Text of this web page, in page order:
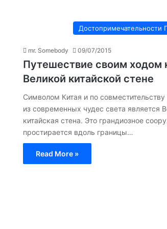
Достопримечательности
mr. Somebody 09/07/2015
Путешествие своим ходом
Великой китайской стене
Символом Китая и по
из современных чудес света является
китайская стена. Это грандиозное
простирается вдоль границы…
Read More »